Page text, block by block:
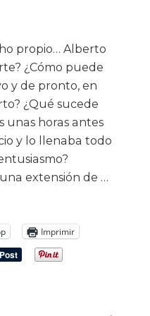
propio… Alberto
¿Cómo puede
y de pronto, en
¿Qué sucede
unas horas antes
y lo llenaba todo
extensión de …
Imprimir